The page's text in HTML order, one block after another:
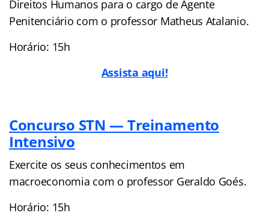
Direitos Humanos para o cargo de Agente
Penitenciário com o professor Matheus Atalanio.
Horário: 15h
Assista aqui!
Concurso STN — Treinamento
Intensivo
Exercite os seus conhecimentos em
macroeconomia com o professor Geraldo Goés.
Horário: 15h